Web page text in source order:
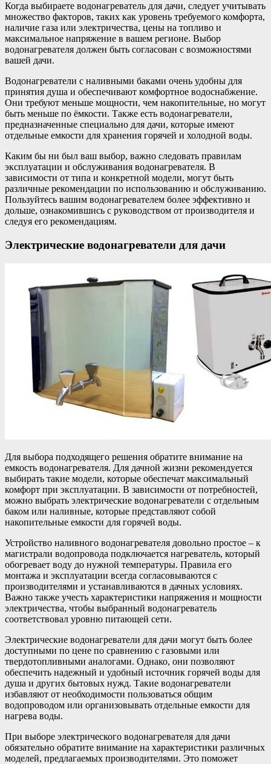
Когда выбираете водонагреватель для дачи, следует учитывать
множество факторов, таких как уровень требуемого комфорта,
наличие газа или электричества, цены на топливо и
максимальное напряжение в вашем регионе. Выбор
водонагревателя должен быть согласован с возможностями
вашей дачи.
Водонагреватели с наливными баками очень удобны для
принятия душа и обеспечивают комфортное водоснабжение.
Они требуют меньше мощности, чем накопительные, но могут
быть меньше по ёмкости. Также есть водонагреватели,
предназначенные специально для дачи, которые имеют
отдельные емкости для хранения горячей и холодной воды.
Каким бы ни был ваш выбор, важно следовать правилам
эксплуатации и обслуживания водонагревателя. В
зависимости от типа и конкретной модели, могут быть
различные рекомендации по использованию и обслуживанию.
Пользуйтесь вашим водонагревателем более эффективно и
дольше, ознакомившись с руководством от производителя и
следуя его рекомендациям.
Электрические водонагреватели для дачи
Для выбора подходящего решения обратите внимание на
емкость водонагревателя. Для дачной жизни рекомендуется
выбирать такие модели, которые обеспечат максимальный
комфорт при эксплуатации. В зависимости от потребностей,
можно выбрать электрические водонагреватели с отдельным
баком или наливные, которые представляют собой
накопительные емкости для горячей воды.
Устройство наливного водонагревателя довольно простое – к
магистрали водопровода подключается нагреватель, который
обогревает воду до нужной температуры. Правила его
монтажа и эксплуатации всегда согласовываются с
производителями и устанавливаются в дачных условиях.
Важно также учесть характеристики напряжения и мощности
электричества, чтобы выбранный водонагреватель
соответствовал уровню питающей сети.
Электрические водонагреватели для дачи могут быть более
доступными по цене по сравнению с газовыми или
твердотопливными аналогами. Однако, они позволяют
обеспечить надежный и удобный источник горячей воды для
душа и других бытовых нужд. Такие водонагреватели
избавляют от необходимости пользоваться общим
водопроводом или организовывать отдельные емкости для
нагрева воды.
При выборе электрического водонагревателя для дачи
обязательно обратите внимание на характеристики различных
моделей, предлагаемых производителями. Это поможет